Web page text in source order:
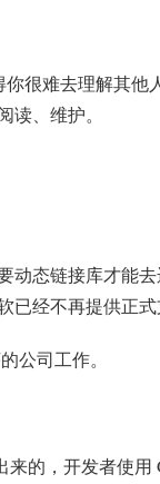
很难去理解其
、维护。
动态链接库才能
经不再提供正式
公司工作。
的，开发者使用